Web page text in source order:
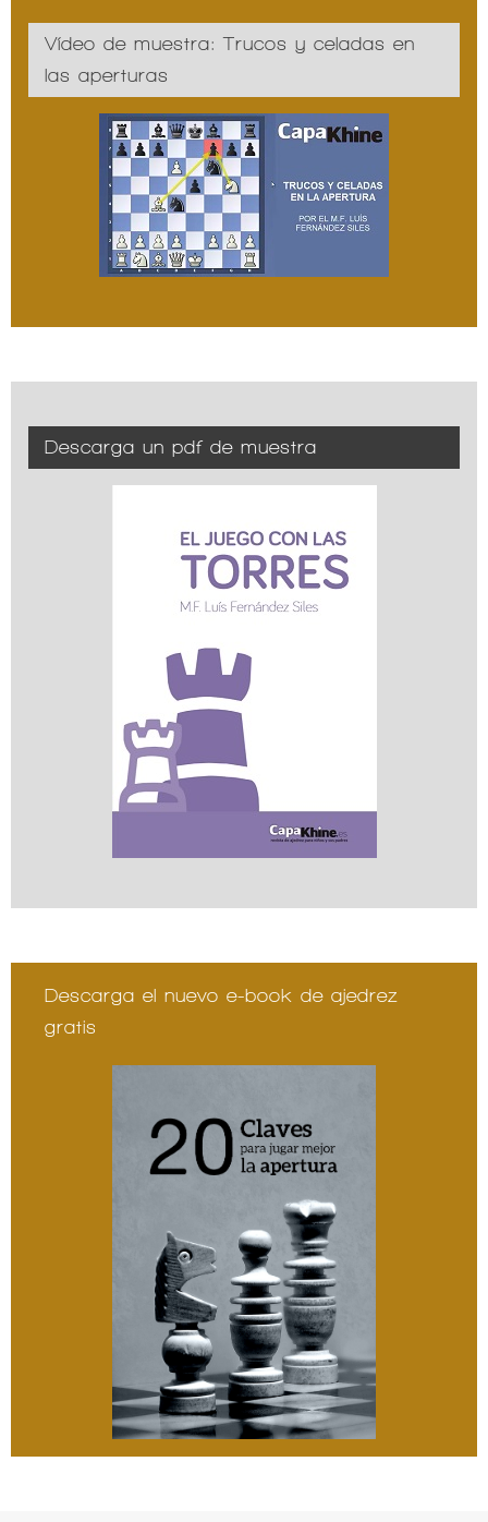
Vídeo de muestra: Trucos y celadas en
las aperturas
Descarga un pdf de muestra
Descarga el nuevo e-book de ajedrez
gratis